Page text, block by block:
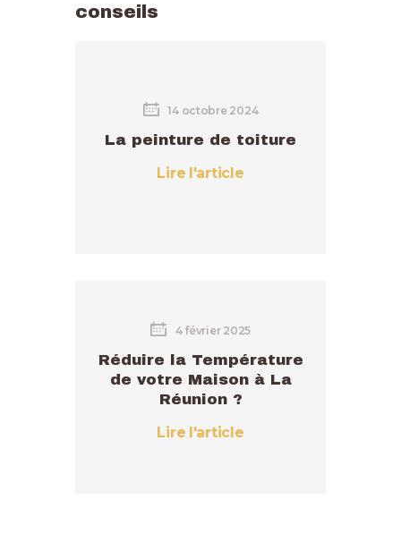
conseils
14 octobre 2024
La peinture de toiture
Lire l'article
4 février 2025
Réduire la Température
de votre Maison à La
Réunion ?
Lire l'article